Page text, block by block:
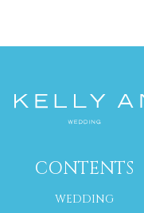
CONTENTS
WEDDING